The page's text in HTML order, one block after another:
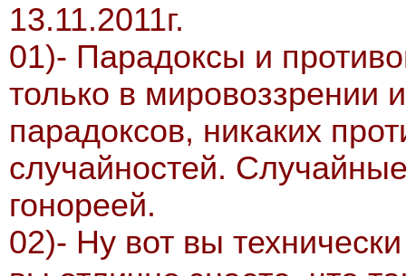
13.11.2011г.
01)- Парадоксы и
только в мировоззрении
парадоксов, никаких
случайностей.
гонореей.
02)- Ну вот вы